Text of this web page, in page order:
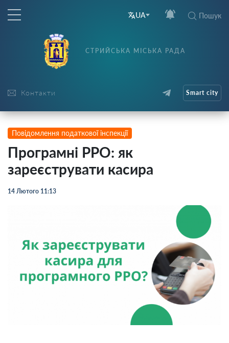
UA Пошук
Контакти
СТРИЙСЬКА МІСЬКА РАДА
Smart city
Повідомлення податкової інспекції
Програмні РРО: як
зареєструвати касира
14 Лютого 11:13